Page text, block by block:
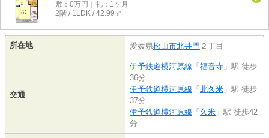
敷：0万円｜礼：1ヶ月
2階 / 1LDK / 42.99㎡
所在地 愛媛県松山市北井門 ２丁目
交通
伊予鉄道横河原線 「 福音寺 」駅 徒歩
36分
伊予鉄道横河原線 「 北久米 」駅 徒歩
37分
伊予鉄道横河原線 「 久米 」駅 徒歩42
分